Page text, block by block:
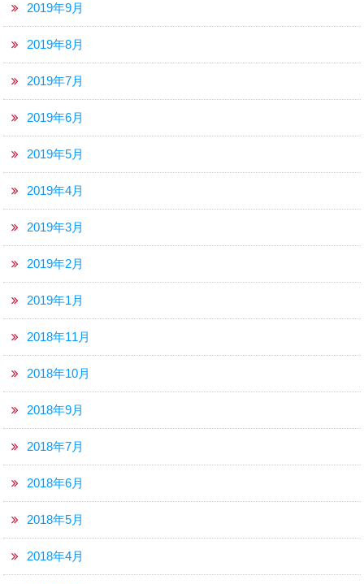
2019年9月
2019年8月
2019年7月
2019年6月
2019年5月
2019年4月
2019年3月
2019年2月
2019年1月
2018年11月
2018年10月
2018年9月
2018年7月
2018年6月
2018年5月
2018年4月